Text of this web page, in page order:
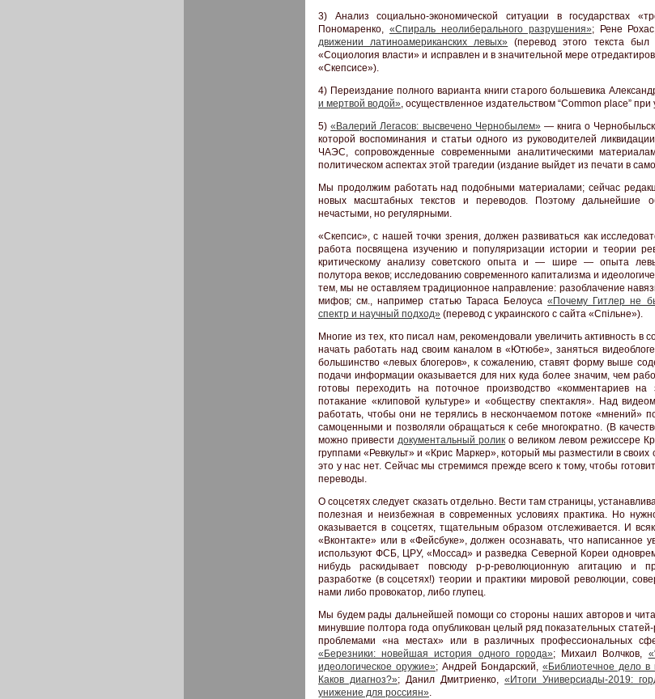
3) Анализ социально-экономической ситуации в государствах
Пономаренко, «Спираль неолиберального разрушения»; Рене
движении латиноамериканских левых» (перевод этого текста был
«Социология власти» и исправлен и в значительной мере
«Скепсисе»).
4) Переиздание полного варианта книги старого большевика
и мертвой водой» , осуществленное издательством “Common place” при
5)«Валерий Легасов: высвечено Чернобылем»— книга о
которой воспоминания и статьи одного из руководителей
ЧАЭС, сопровожденные современными аналитическими
политическом аспектах этой трагедии (издание выйдет из печати в
Мы продолжим работать над подобными материалами; сейчас
новых масштабных текстов и переводов. Поэтому дальнейшие
нечастыми, но регулярными.
«Скепсис», с нашей точки зрения, должен развиваться как
работа посвящена изучению и популяризации истории и теории
критическому анализу советского опыта и — шире — опыта
полутора веков; исследованию современного капитализма и
тем, мы не оставляем традиционное направление: разоблачение
мифов; см., например статью Тараса Белоуса«Почему Гитлер не
спектр и научный подход» (перевод с украинского с сайта «Спiльне»).
Многие из тех, кто писал нам, рекомендовали увеличить активность в
начать работать над своим каналом в «Ютюбе», заняться
большинство «левых блогеров», к сожалению, ставят форму выше
подачи информации оказывается для них куда более значим, чем
готовы переходить на поточное производство «комментариев
потакание «клиповой культуре» и «обществу спектакля». Над
работать, чтобы они не терялись в нескончаемом потоке «мнений»
самоценными и позволяли обращаться к себе многократно. (В
можно привести документальный ролик о великом левом режиссере
группами «Ревкульт» и «Крис Маркер», который мы разместили в своих
это у нас нет. Сейчас мы стремимся прежде всего к тому, чтобы
переводы.
О соцсетях следует сказать отдельно. Вести там страницы,
полезная и неизбежная в современных условиях практика. Но
оказывается в соцсетях, тщательным образом отслеживается. И
«Вконтакте» или в «Фейсбуке», должен осознавать, что написанное
используют ФСБ, ЦРУ, «Моссад» и разведка Северной Кореи
нибудь раскидывает повсюду р-р-революционную агитацию и
разработке (в соцсетях!) теории и практики мировой революции,
нами либо провокатор, либо глупец.
Мы будем рады дальнейшей помощи со стороны наших авторов и
минувшие полтора года опубликован целый ряд показательных
проблемами «на местах» или в различных профессиональных
«Березники: новейшая история одного города»; Михаил Волчков,
идеологическое оружие»; Андрей Бондарский, «Библиотечное дело в
Каков диагноз?»; Данил Дмитриенко, «Итоги Универсиады-2019:
унижение для россиян»